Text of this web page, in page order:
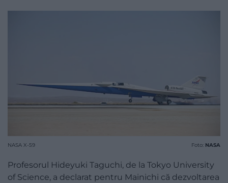
NASA X-59 Foto: NASA
Profesorul Hideyuki Taguchi, de la Tokyo University
of Science, a declarat pentru Mainichi că dezvoltarea